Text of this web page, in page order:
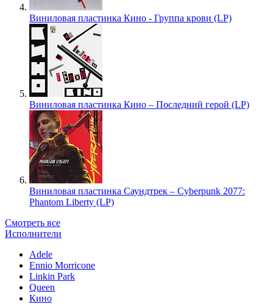
Виниловая пластинка Кино - Группа крови (LP)
Виниловая пластинка Кино – Последний герой (LP)
Виниловая пластинка Саундтрек – Cyberpunk 2077:
Phantom Liberty (LP)
Смотреть все
Исполнители
Adele
Ennio Morricone
Linkin Park
Queen
Кино